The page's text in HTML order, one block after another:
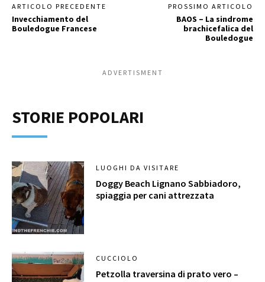
ARTICOLO PRECEDENTE
Invecchiamento del
Bouledogue Francese
PROSSIMO ARTICOLO
BAOS – La sindrome
brachicefalica del
Bouledogue
ADVERTISMENT
STORIE POPOLARI
LUOGHI DA VISITARE
Doggy Beach Lignano Sabbiadoro,
spiaggia per cani attrezzata
CUCCIOLO
Petzolla traversina di prato vero –